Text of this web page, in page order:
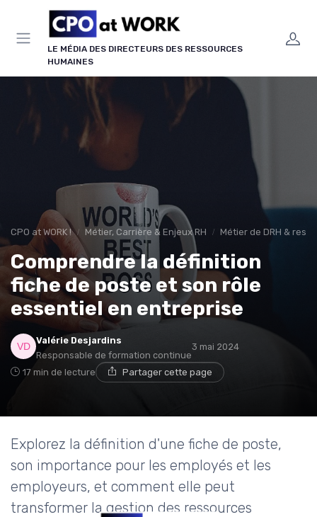
LE MÉDIA DES DIRECTEURS DES RESSOURCES
HUMAINES
CPO at WORK ! Métier, Carrière & Enjeux RH Métier de DRH &
Comprendre la définition
fiche de poste et son rôle
essentiel en entreprise
Valérie Desjardins
Responsable de formation continue
3 mai 2024
17 min de lecture Partager cette page
Explorez la définition d'une fiche de poste,
son importance pour les employés et les
employeurs, et comment elle peut
transformer la gestion des ressources
Panneau de gestion des cookies